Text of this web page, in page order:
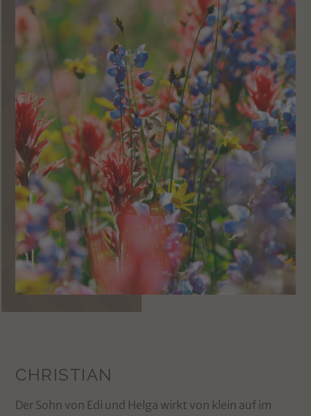
CHRISTIAN
Der Sohn von Edi und Helga wirkt von klein auf im